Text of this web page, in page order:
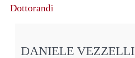
contenuto
Dottorandi
DANIELE VEZZELLI